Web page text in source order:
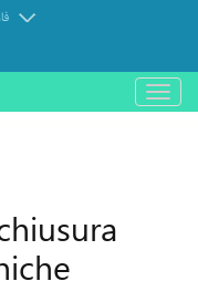
باز
و